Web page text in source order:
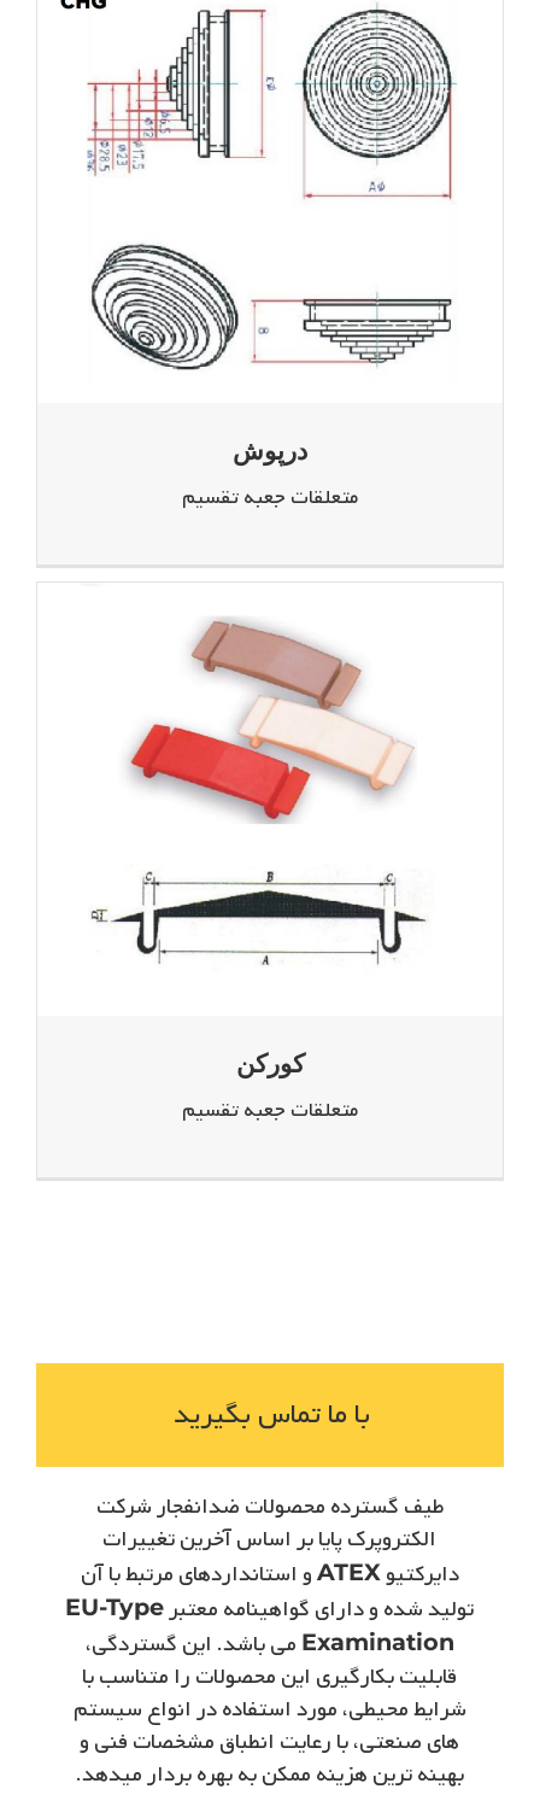
درپوش
متعلقات جعبه تقسیم
کورکن
متعلقات جعبه تقسیم
با ما تماس بگیرید
طیف گسترده محصولات ضدانفجار شرکت
الکتروپرک­ پایا بر اساس آخرین تغییرات
دایرکتیوATEX و استانداردهای مرتبط با آن
تولید شده و دارای گواهینامه معتبرEU-Type
Examination می ­باشد. این گستردگی،
قابلیت بکارگیری این محصولات را متناسب با
شرایط محیطی، مورد استفاده در انواع سیستم
­های صنعتی، با رعایت انطباق مشخصات فنی و
بهینه ­ترین هزینه ممکن به بهره­ بردار میدهد.